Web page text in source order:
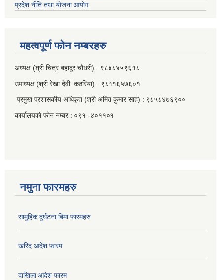
प्रदेश नीति तथा योजना आयोग
महत्वपूर्ण फाेन नम्बरहरु
अध्यक्ष (श्री चित्र बहादुर चाैधरी) : ९८४८४५९६१८
उपाध्यक्ष (श्री रेखा देवी कठरिया) : ९८११६५७६०१
प्रमुख प्रशासकीय अधिकृत (श्री अमित कुमार साह) : ९८५८४७६९००
कार्यालयकाे फाेन नम्बर : ०९१ -४०११०१
नमुना फारमहरु
सामुहिक दुर्घटना बिमा फारमहरु
खरिद आदेश फारम
दाखिला आदेश फारम